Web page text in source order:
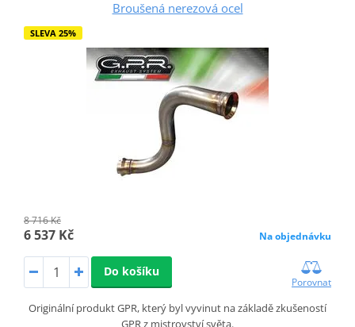
Broušená nerezová ocel
SLEVA 25%
8 716 Kč
6 537 Kč Na objednávku
Do košíku
Porovnat
Originální produkt GPR, který byl vyvinut na základě zkušeností
GPR z mistrovství světa.